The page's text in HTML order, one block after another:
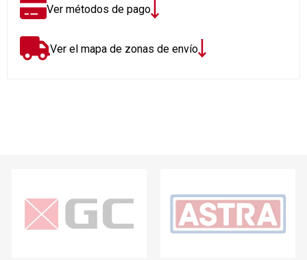
Ver métodos de pago
Ver el mapa de zonas de envío